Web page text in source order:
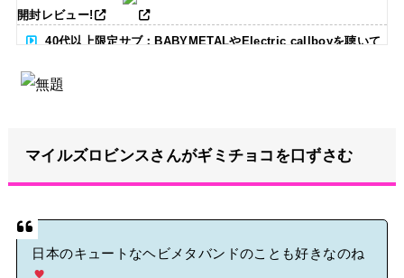
開封レビュー!
40代以上限定サブ：BABYMETALやElectric callboyを聴いて
る人いる？ 【海外の反応】
タワーレコード新宿店にてBABYMETALのパネル展が開催中
マイルズロビンスさんがギミチョコを口ずさむ
日本のキュートなヘビメタバンドのことも好きなのね